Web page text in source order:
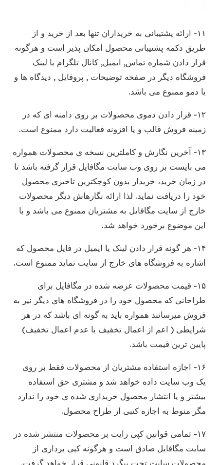
۱۱- ارائه پشتیبانی به خریداران تنها بعد از خرید و از
طریق دکمه پشتیبانی محصول امکان پذیر است و هرگونه
قرار دادن شماره تماس, ایمیل, کانال تلگرام یا لینک
فروشگاه دیگر در صفحه توضیحات , پروفایل , دیدگاه ها و
یا دمو ممنوع می باشد.
۱۲- قرار دادن دموی محصولات بر روی دامنه ای که در
زمینه فروش قالب و یا افزونه فعالیت دارد ممنوع است.
۱۳- آخرین نگارش و کاملترین نسخه ی محصولات همواره
می بایست بر روی وب سایت مگافایل قرار گرفته باشد تا
در زمان خرید، خریدار بدون کوچکترین تاخیری محصول
خود را دریافت نماید. لذا ارائه نگارهاش دیگر محصولات
خارج از سایت مگافایل به مشتریان ممنوع می باشد و با
این موضوع برخورد خواهد شد.
۱۴- هر گونه قرار دادن لینک یا ایمیل در فایل محصول که
اشاره به فروشگاه های خارج از سایت نماید ممنوع است.
۱۵- قیمت محصولات عرضه شده در مگافایل برای
طراحانی که محصول خود را در فروشگاه های دیگر نیر به
فروش میرسانند همواره باید به گونه ای باشد که در هر
شرایطی ( اعم از اعمال تخفیف یا عدم اعمال تخفیف)
پایین ترین قیمت باشد.
۱۶- اجازه استفاده مشتریان از محصولات فقط بر روی
یک وب سایت داده خواهد شد و مشتری حق استفاده
بیشتر و یا انتشار محصول خریداری شده ی خود را ندارد
مگر منوط به اجازه کتبی از طراح محصول.
۱۷- تمامی قوانین کپی رایت بر محصولات منتشر شده در
سایت مگافایل صادق است و هرگونه کپی برداری از
محصولات سایت تحت پیگرد قانونی قرار خواهد گرفت.